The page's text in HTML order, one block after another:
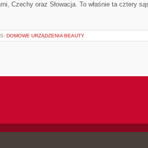
Czechy oraz Słowacja. To właśnie ta cztery
DOMOWE URZĄDZENIA BEAUTY